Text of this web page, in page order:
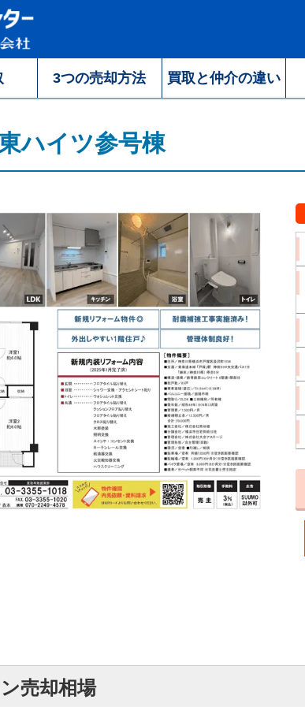
3つの売却方法 買取と仲介の違い
ハイツ参号棟
売却相場